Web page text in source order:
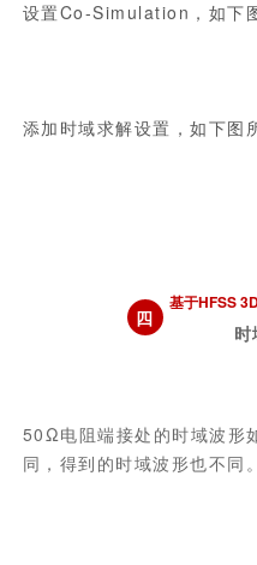
设置Co-Simulation，如下
添加时域求解设置，如下图
四
基于HFSS
50Ω电阻端接处的时域波形
同，得到的时域波形也不同。